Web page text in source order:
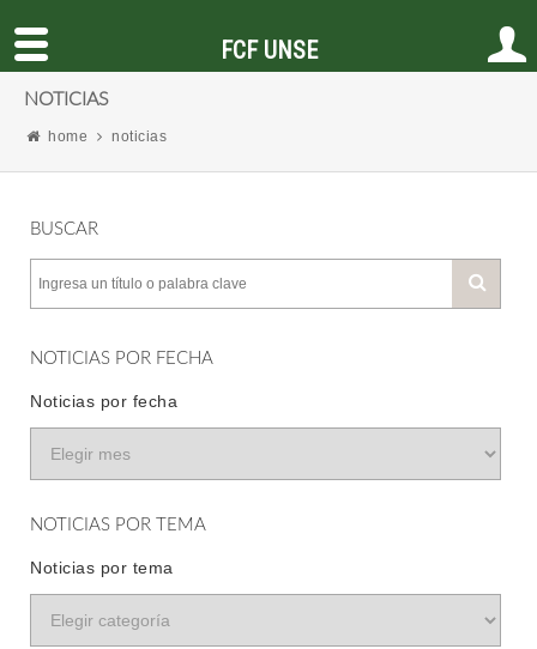
NOTICIAS
home noticias
BUSCAR
NOTICIAS POR FECHA
Noticias por fecha
NOTICIAS POR TEMA
Noticias por tema
FCF UNSE